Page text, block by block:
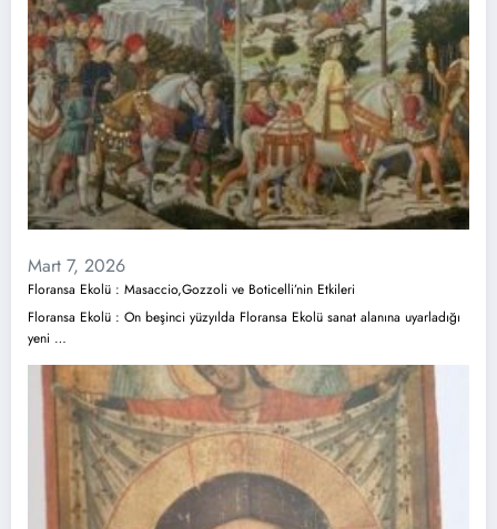
Mart 7, 2026
Floransa Ekolü : Masaccio,Gozzoli ve Boticelli’nin Etkileri
Floransa Ekolü : On beşinci yüzyılda Floransa Ekolü sanat alanına uyarladığı
yeni …